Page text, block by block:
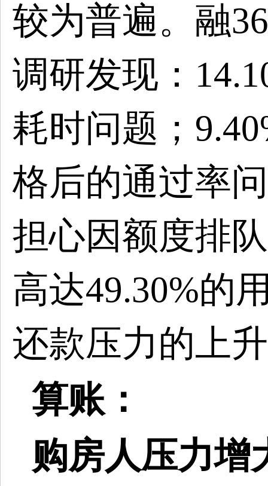
较为普遍。融
调研发现：
耗时问题；
格后的通过率
担心因额度排
高达49.30%的
还款压力的上
算账：
购房人压力增